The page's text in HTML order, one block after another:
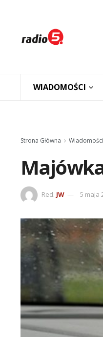
WIADOMOŚCI
Strona Główna Wiadomości
Red. JW 5 maja